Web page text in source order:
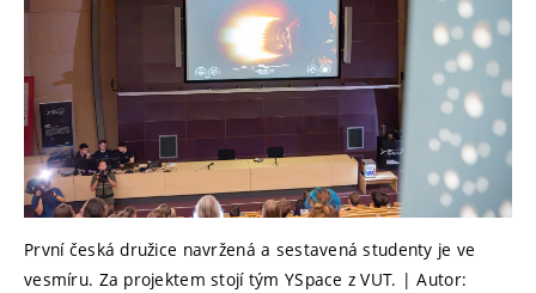
První česká družice navržená a sestavená studenty je ve
vesmíru. Za projektem stojí tým YSpace z VUT. | Autor: